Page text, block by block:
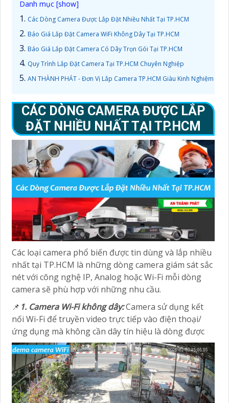
Các Dòng Camera Được Lắp Đặt Nhiều Nhất Tại TP.HCM
Báo Giá Lắp Đặt Camera WiFi Không Dây Tại TP.HCM
Báo Giá Lắp Đặt Camera Có Dây Trọn Gói Tại TP.HCM
Quy Trình Lắp Đặt Camera Tại TP.HCM Chuyên Nghiệp
AN THÀNH PHÁT - Đơn Vị Lắp Camera TP.HCM Giàu Kinh Nghiệm
CÁC DÒNG CAMERA ĐƯỢC LẮP
ĐẶT NHIỀU NHẤT TẠI TP.HCM
Các loại camera phổ biến được tin dùng và lắp nhiều
nhất tại TP.HCM là những dòng camera giám sát sắc
nét với công nghệ IP, Analog hoặc Wi-Fi mỗi dòng
camera sẽ phù hợp với những nhu cầu.
📌 1. Camera Wi-Fi không dây:Camera sử dụng kết
nối Wi-Fi để truyền video trực tiếp vào điện thoại/
ứng dụng mà không cần dây tín hiệu là dòng được